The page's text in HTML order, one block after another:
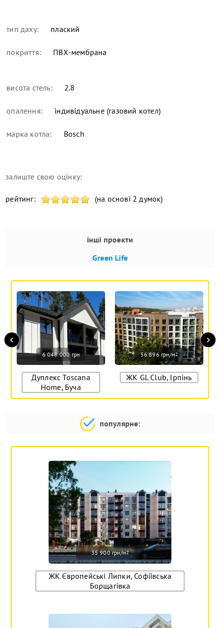
тип даху: плаский
покриття: ПВХ-мембрана
висота стель: 2.8
опалення: індивідуальне (газовий котел)
марка котла: Bosch
залиште свою оцінку:
рейтинг: (на основі 2 думок)
інші проекти
Green Life
6 048 000 грн
Дуплекс Toscana
Home, Буча
56 896 грн/м2
ЖК GL Club, Ірпінь
‹ ›
популярне:
35 900 грн/м2
ЖК Європейські Липки, Софіївська
Борщагівка